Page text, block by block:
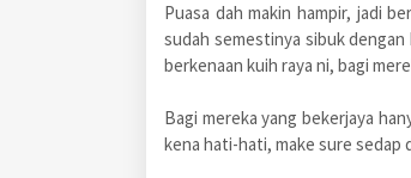
Puasa dah makin hampir, jadi
sudah semestinya sibuk dengan
berkenaan kuih raya ni, bagi
Bagi mereka yang bekerjaya
kena hati-hati, make sure sedap